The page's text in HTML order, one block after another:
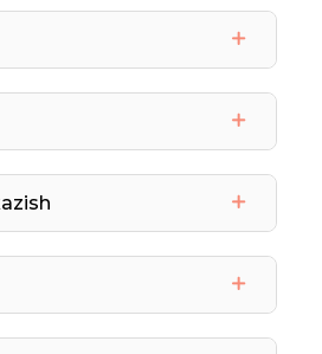
uman, shahar
nikoh yoshiga
tutashgan qarindoshlar
tibbiy ko‘rik